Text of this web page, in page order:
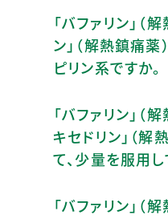
「バファリン」（
ン」（解熱鎮痛
ピリン系ですか。
「バファリン」（
キセドリン」（解
て、少量を服用し
「バファリン」（